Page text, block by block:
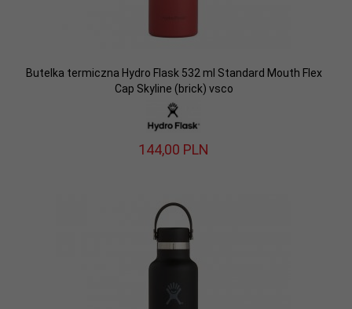
Butelka termiczna Hydro Flask 532 ml Standard Mouth Flex
Cap Skyline (brick) vsco
144,00 PLN